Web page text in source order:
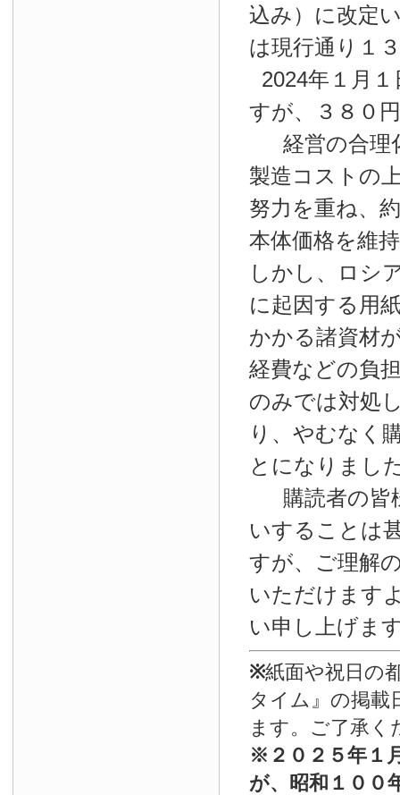
込み）に改定
は現行通り１
2024年１月１
すが、３８０
経営の合理
製造コストの
努力を重ね、
本体価格を維
しかし、ロシ
に起因する用
かかる諸資材
経費などの負
のみでは対処
り、やむなく
とになりまし
購読者の皆
いすることは
すが、ご理解
いただけます
い申し上げま
※紙面や祝日の
タイム』の掲載
ます。ご了承く
※ ２０２５年１
が、昭和１００